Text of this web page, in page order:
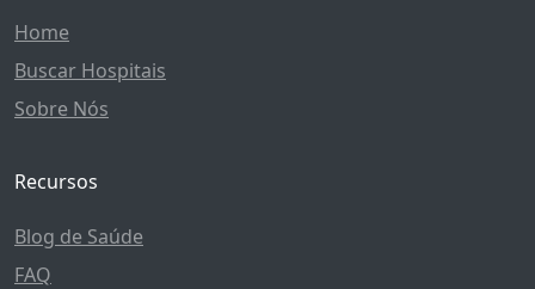
Home
Buscar Hospitais
Sobre Nós
Recursos
Blog de Saúde
FAQ